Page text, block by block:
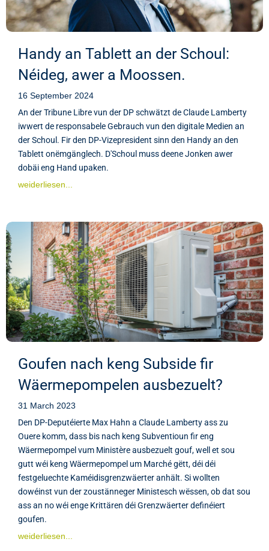
Handy an Tablett an der Schoul:
Néideg, awer a Moossen.
16 September 2024
An der Tribune Libre vun der DP schwätzt de Claude Lamberty
iwwert de responsabele Gebrauch vun den digitale Medien an
der Schoul. Fir den DP-Vizepresident sinn den Handy an den
Tablett onëmgänglech. D'Schoul muss deene Jonken awer
dobäi eng Hand upaken.
weiderliesen...
Goufen nach keng Subside fir
Wäermepompelen ausbezuelt?
31 March 2023
Den DP-Deputéierte Max Hahn a Claude Lamberty ass zu
Ouere komm, dass bis nach keng Subventioun fir eng
Wäermepompel vum Ministère ausbezuelt gouf, well et sou
gutt wéi keng Wäermepompel um Marché gëtt, déi déi
festgeluechte Kaméidisgrenzwäerter anhält. Si wollten
dowéinst vun der zoustänneger Ministesch wëssen, ob dat sou
ass an no wéi enge Krittären déi Grenzwäerter definéiert
goufen.
weiderliesen...